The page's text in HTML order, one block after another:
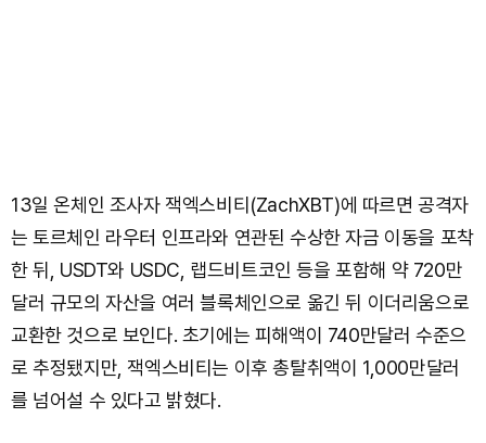
13일 온체인 조사자 잭엑스비티(ZachXBT)에 따르면 공격자
는 토르체인 라우터 인프라와 연관된 수상한 자금 이동을 포착
한 뒤, USDT와 USDC, 랩드비트코인 등을 포함해 약 720만
달러 규모의 자산을 여러 블록체인으로 옮긴 뒤 이더리움으로
교환한 것으로 보인다. 초기에는 피해액이 740만달러 수준으
로 추정됐지만, 잭엑스비티는 이후 총탈취액이 1,000만달러
를 넘어설 수 있다고 밝혔다.